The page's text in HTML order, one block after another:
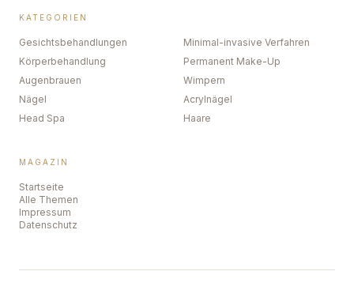
KATEGORIEN
Gesichtsbehandlungen
Minimal-invasive Verfahren
Körperbehandlung
Permanent Make-Up
Augenbrauen
Wimpern
Nägel
Acrylnägel
Head Spa
Haare
MAGAZIN
Startseite
Alle Themen
Impressum
Datenschutz